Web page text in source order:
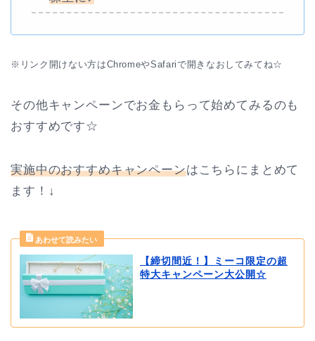
※リンク開けない方はChromeやSafariで開きなおしてみてね☆
その他キャンペーンでお金もらって始めてみるのも
おすすめです☆
実施中のおすすめキャンペーンはこちらにまとめて
ます！↓
【締切間近！】ミーコ限定の超
特大キャンペーン大公開☆